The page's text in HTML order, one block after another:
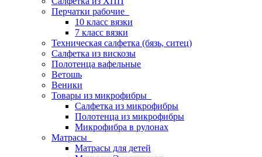
Перчатки рабочие
10 класс вязки
7 класс вязки
Техническая салфетка (бязь, ситец)
Салфетка из вискозы
Полотенца вафельные
Ветошь
Веники
Товары из микрофибры
Салфетка из микрофибры
Полотенца из микрофибры
Микрофибра в рулонах
Матрасы
Матрасы для детей